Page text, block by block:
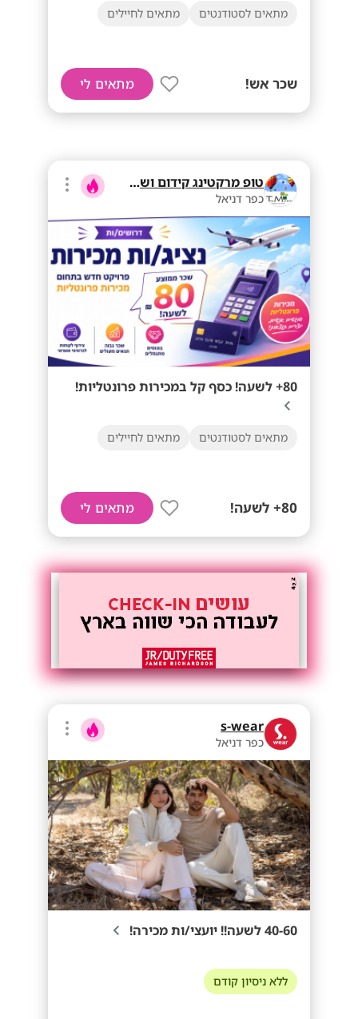
מתאים לסטודנטים מתאים לחיילים
שכר אש! מתאים לי
טופ מרקטינג קידום ושיווק בע"מ
כפר דניאל
80+ לשעה! כסף קל במכירות פרונטליות!
מתאים לסטודנטים מתאים לחיילים
80+ לשעה! מתאים לי
s-wear
כפר דניאל
40-60 לשעה!! יועצי/ות מכירה!
ללא ניסיון קודם